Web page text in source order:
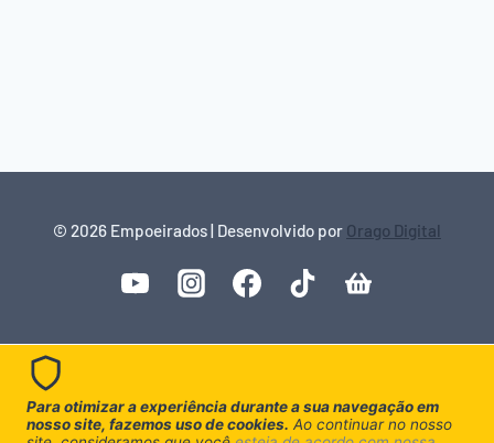
© 2026 Empoeirados | Desenvolvido por Orago Digital
Para otimizar a experiência durante a sua navegação em
nosso site, fazemos uso de cookies. Ao continuar no nosso